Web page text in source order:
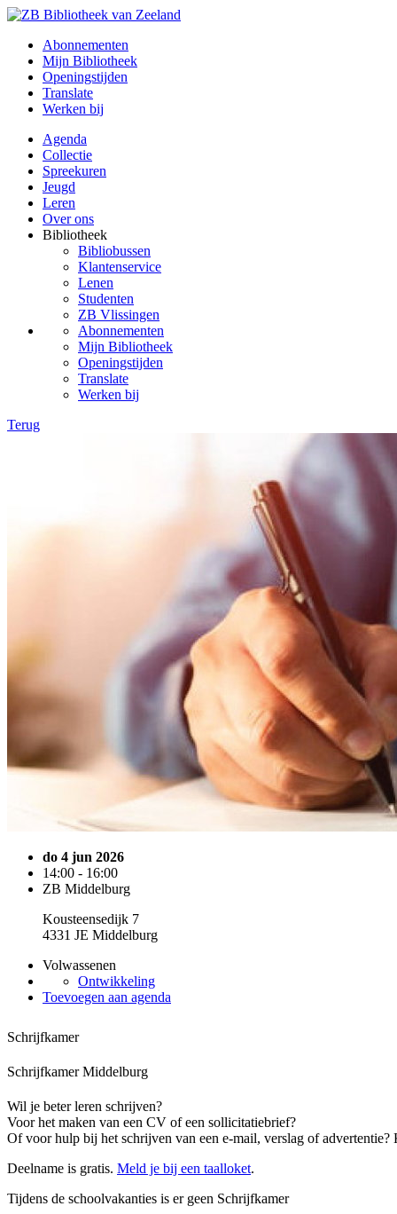
Abonnementen
Mijn Bibliotheek
Openingstijden
Translate
Werken bij
Agenda
Collectie
Spreekuren
Jeugd
Leren
Over ons
Bibliotheek
Bibliobussen
Klantenservice
Lenen
Studenten
ZB Vlissingen
Abonnementen
Mijn Bibliotheek
Openingstijden
Translate
Werken bij
Terug
do 4 jun 2026
14:00 - 16:00
ZB Middelburg
Kousteensedijk 7
4331 JE Middelburg
Volwassenen
Ontwikkeling
Toevoegen aan agenda
Schrijfkamer
Schrijfkamer Middelburg
Wil je beter leren schrijven?
Voor het maken van een CV of een sollicitatiebrief?
Of voor hulp bij het schrijven van een e-mail, verslag of
Deelname is gratis. Meld je bij een taalloket.
Tijdens de schoolvakanties is er geen Schrijfkamer